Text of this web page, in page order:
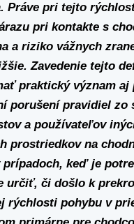
Práve pri tejto
pri kontakte s
a riziko vážnych
Zavedenie tejto
praktický význam aj
porušení pravidiel zo
a používateľov
prostriedkov na
prípadoch, keď je
určiť, či došlo k
rýchlosti pohybu v